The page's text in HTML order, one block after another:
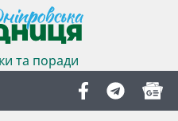
та поради